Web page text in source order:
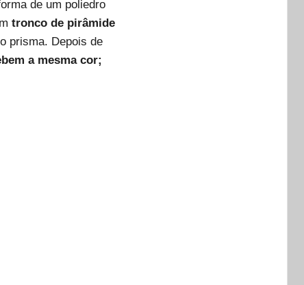
de um poliedro
tronco de pirâmide
prisma. Depois de
a mesma cor;